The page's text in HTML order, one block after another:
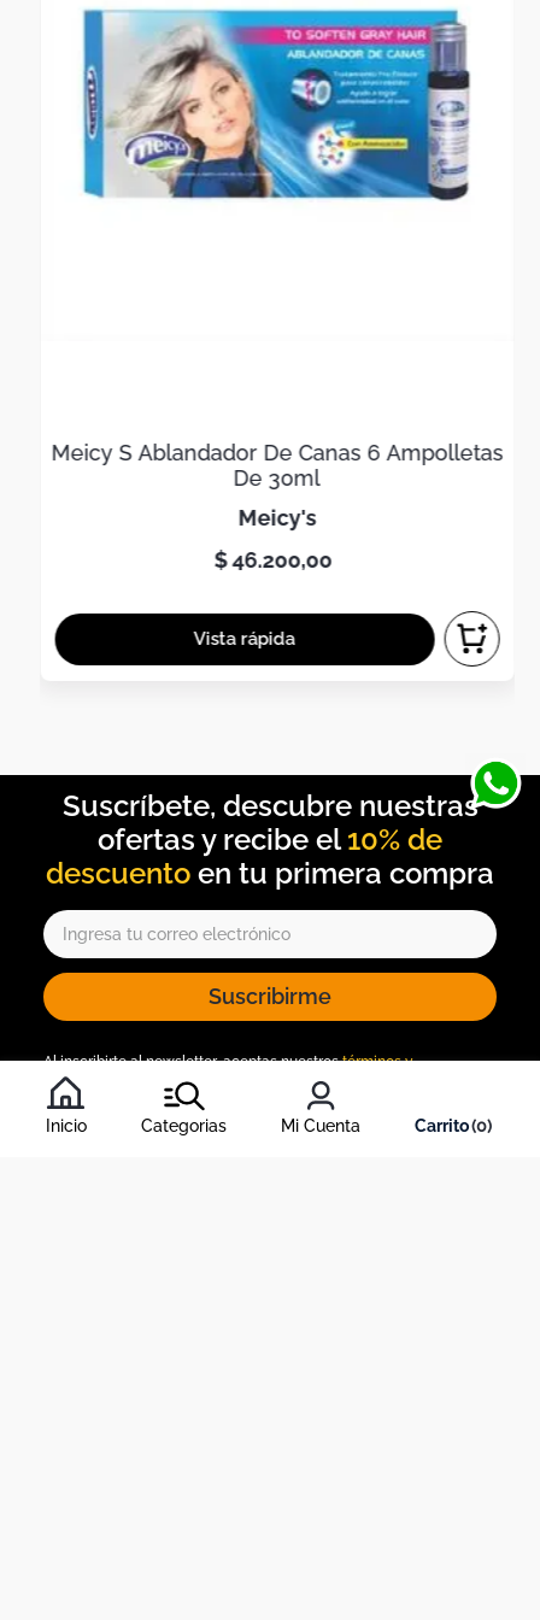
Inicio Categorias Mi Cuenta 0
Meicy S Ablandador De Canas 6 Ampolletas
De 30ml
meicy's
$46.200,00
10% de
descuento
Suscribirme
Al inscribirte al newsletter, aceptas nuestrostérminos y
condiciones
, y nuestra política de tratamiento de información